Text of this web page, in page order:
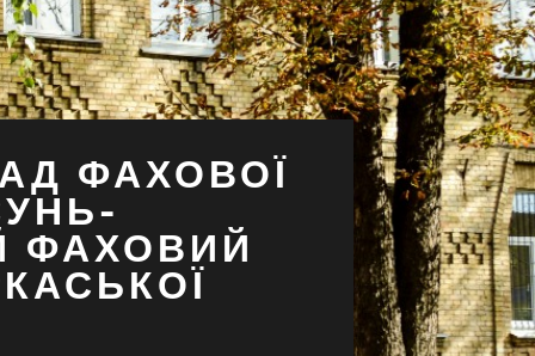
ФАХОВОЇ
ФАХОВИЙ